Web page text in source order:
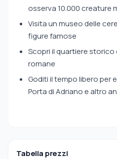
osserva 10.000 creature
Visita un museo delle
figure famose
Scopri il quartiere storico
romane
Goditi il tempo libero per
Porta di Adriano e altro
Tabella prezzi